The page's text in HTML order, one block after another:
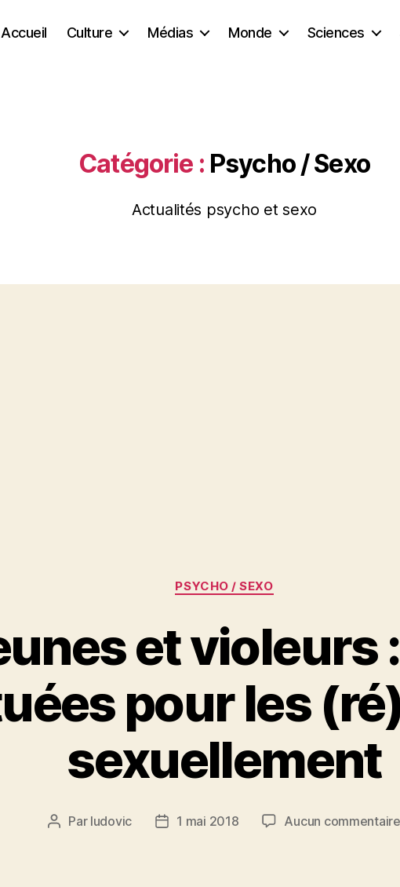
Accueil Culture Médias Monde Sciences
Catégorie : Psycho / Sexo
Actualités psycho et sexo
Catégories
PSYCHO / SEXO
et violeurs
pour les
sexuellement
Auteur
Par ludovic
Date1 mai 2018 Aucun commentaire